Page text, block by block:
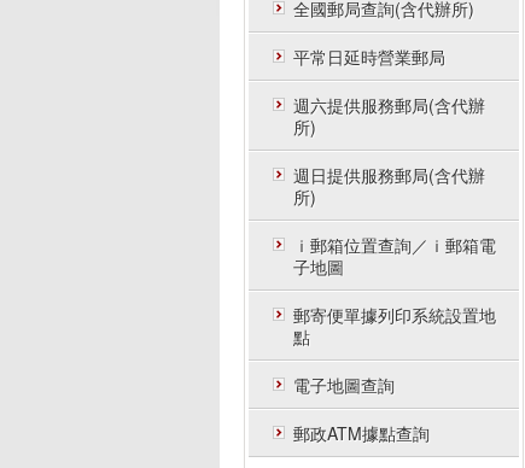
全國郵局查詢(含代辦所)
平常日延時營業郵局
週六提供服務郵局(含代辦
所)
週日提供服務郵局(含代辦
所)
ｉ郵箱位置查詢／ｉ郵箱電
子地圖
郵寄便單據列印系統設置地
點
電子地圖查詢
郵政ATM據點查詢